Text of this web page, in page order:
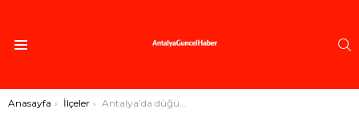
Buradasınız:
Anasayfa İlçeler Antalya’da düğünde arbede yaşandı